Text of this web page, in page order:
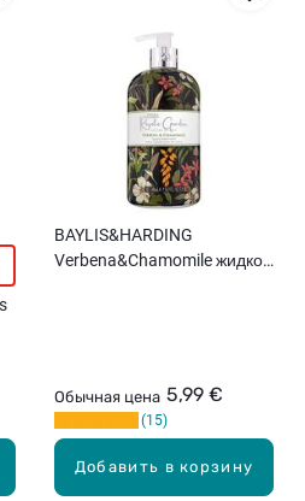
Добавить в корзину
BAYLIS&HARDING
Verbena&Chamomile жидкое
Обычная цена 5,99 €
15